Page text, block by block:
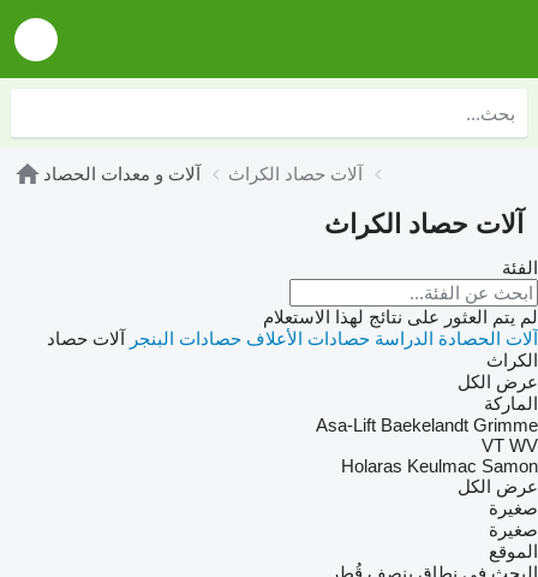
آلات و معدات الحصاد آلات حصاد الكراث
آلات حصاد الكراث
الفئة
لم يتم العثور على نتائج لهذا الاستعلام
آلات الحصادة الدراسة حصادات الأعلاف حصادات البنجر آلات حصاد
الكراث
عرض الكل
الماركة
Asa-Lift Baekelandt Grimme
VT WV
Holaras Keulmac Samon
عرض الكل
صغيرة
صغيرة
الموقع
البحث في نطاق بنصف قُطر